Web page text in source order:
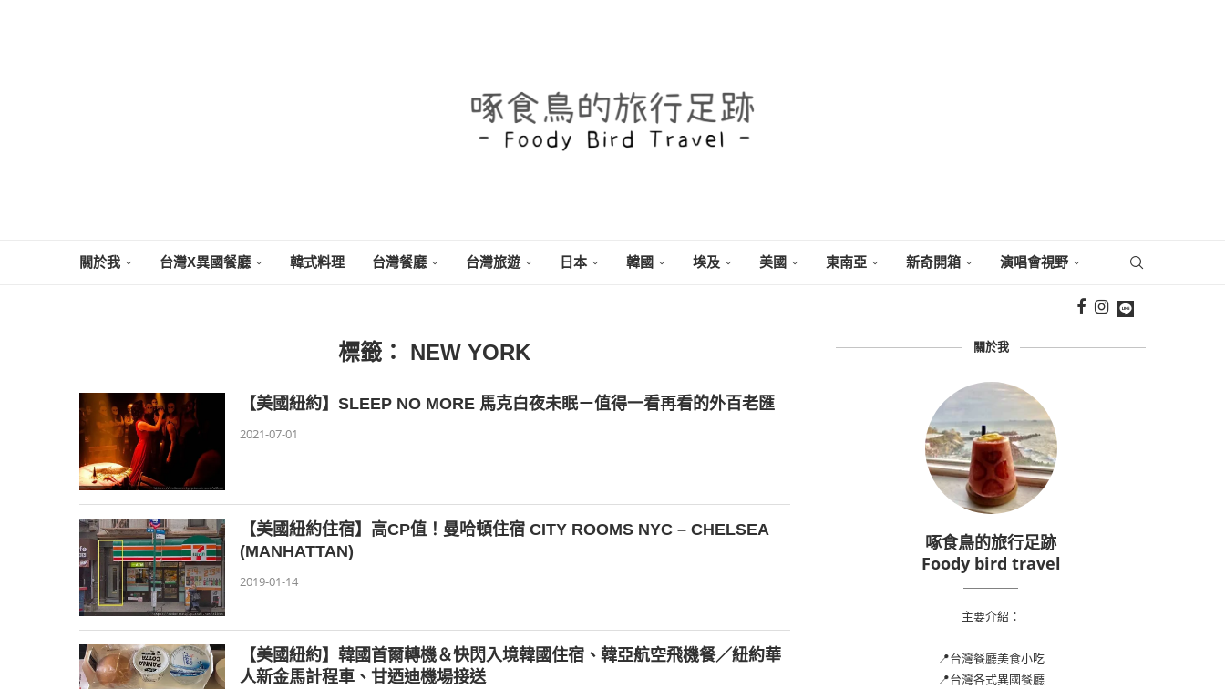
關於我 台灣X異國餐廳 韓式料理 台灣餐廳 台灣旅遊 日本 韓國 埃及 美國 東南亞 新奇開箱 演唱會視野
標籤： NEW YORK
【美國紐約】SLEEP NO MORE 馬克白夜未眠－值得一看再看的外百老匯
2021-07-01
【美國紐約住宿】高CP值！曼哈頓住宿 CITY ROOMS NYC – CHELSEA
(MANHATTAN)
2019-01-14
【美國紐約】韓國首爾轉機＆快閃入境韓國住宿、韓亞航空飛機餐／紐約華
人新金馬計程車、甘迺迪機場接送
關於我
啄食鳥的旅行足跡
Foody bird travel
主要介紹：
📍台灣餐廳美食小吃
📍台灣各式異國餐廳